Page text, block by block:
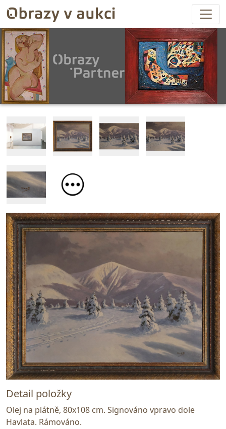
Detail položky
Olej na plátně, 80x108 cm. Signováno vpravo dole
Havlata. Rámováno.